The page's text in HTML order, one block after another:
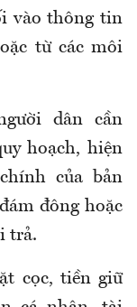
vào thông tin
từ các môi
dân cần
hoạch, hiện
của bản
đông hoặc
trả.
cọc, tiền giữ